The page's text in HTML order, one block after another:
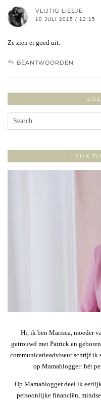
VLIJTIG LIESJE
10 JULI 2015 / 12:15
Ze zien er goed uit.
BEANTWOORDEN
LEUK
Hi, ik ben Marisca, moeder
getrouwd met Patrick en
communicatieadviseur schrijf ik
op Mamablogger: hét
Op Mamablogger deel ik
persoonlijke financiën,